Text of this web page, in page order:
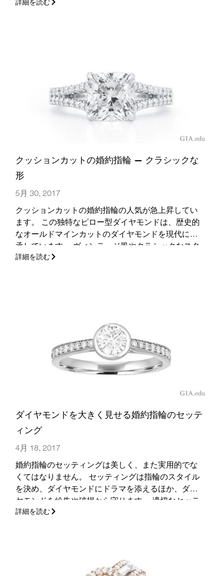
ちらではバゲットダイヤモンドの婚約指輪について
クッションカットの婚約指輪 — クラシックな
形
5月 30, 2017
クッションカットの婚約指輪の人気が急上昇してい
ます。 この独特なピロー型ダイヤモンドは、歴史的
なオールドマインカットのダイヤモンドを現代に継
承しています。 ヴィンテージ風やクラシックなスタ
イルの婚約指輪をお探しですか？ ぜひここでヒント
詳細を読む
ダイヤモンドを大きく見せる婚約指輪のセッテ
ィング
4月 18, 2017
婚約指輪のセッティングは美しく、また実用的でな
くてはなりません。 セッティングは指輪のスタイル
を決め、ダイヤモンドにドラマを添えるほか、ダイ
ヤモンドを紛失や破損から守ります。 適切なセッテ
ィングとバンドはまた、ダイヤモンドを大きく、よ
詳細を読む